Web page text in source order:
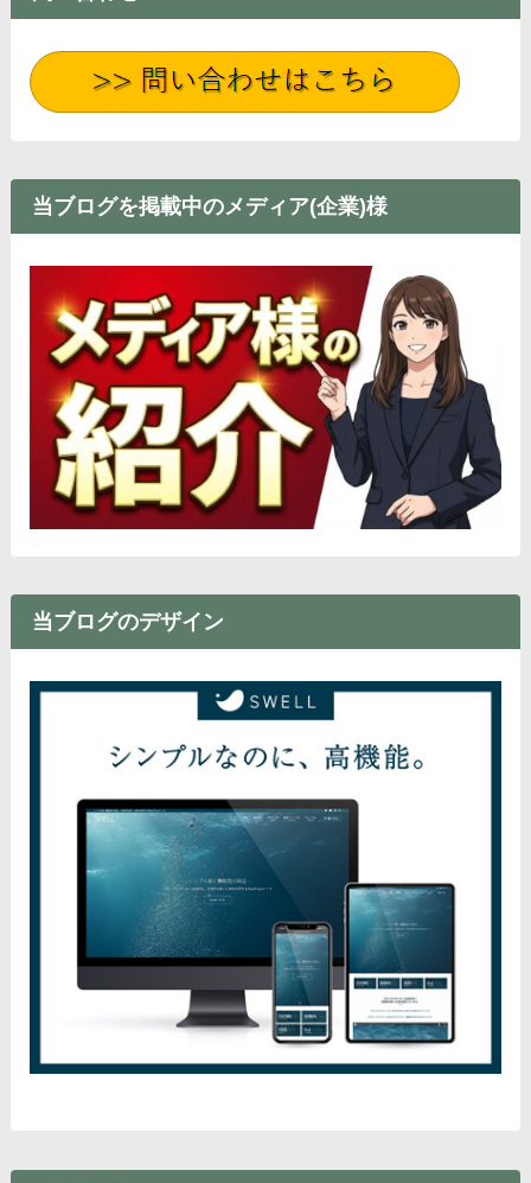
当ブログを掲載中のメディア(企業)様
当ブログのデザイン